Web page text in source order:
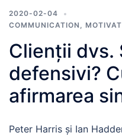
2020-02-04
COMMUNICATION ,
Clienții dvs.
defensivi?
afirmarea
Peter Harris și Ian